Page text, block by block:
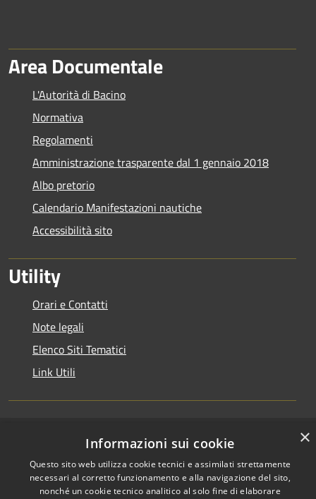
Area Documentale
L'Autorità di Bacino
Normativa
Regolamenti
Amministrazione trasparente dal 1 gennaio 2018
Albo pretorio
Calendario Manifestazioni nautiche
Accessibilità sito
Utility
Orari e Contatti
Note legali
Elenco Siti Tematici
Link Utili
Accessibilità
Privacy
Cookie
Copyright © 2026 • Autorità di
Bacino del Lario e dei Laghi
Minori • Powered by
Municipium•Accesso
×
Informazioni sui cookie
Questo sito web utilizza cookie tecnici e assimilati strettamente
necessari al corretto funzionamento e alla navigazione del sito,
nonché un cookie tecnico analitico al solo fine di elaborare